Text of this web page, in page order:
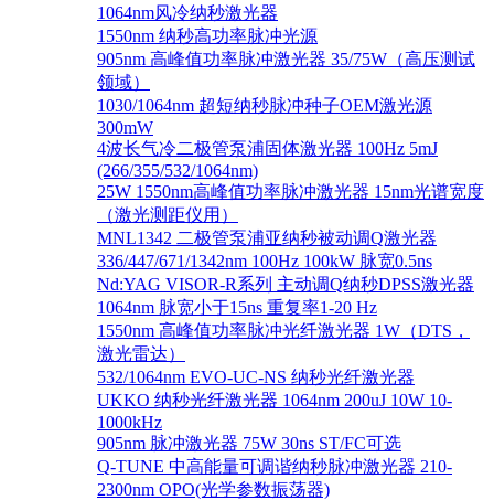
1064nm风冷纳秒激光器
1550nm 纳秒高功率脉冲光源
905nm 高峰值功率脉冲激光器 35/75W（高压测试
领域）
1030/1064nm 超短纳秒脉冲种子OEM激光源
300mW
4波长气冷二极管泵浦固体激光器 100Hz 5mJ
(266/355/532/1064nm)
25W 1550nm高峰值功率脉冲激光器 15nm光谱宽度
（激光测距仪用）
MNL1342 二极管泵浦亚纳秒被动调Q激光器
336/447/671/1342nm 100Hz 100kW 脉宽0.5ns
Nd:YAG VISOR-R系列 主动调Q纳秒DPSS激光器
1064nm 脉宽小于15ns 重复率1-20 Hz
1550nm 高峰值功率脉冲光纤激光器 1W（DTS，
激光雷达）
532/1064nm EVO-UC-NS 纳秒光纤激光器
UKKO 纳秒光纤激光器 1064nm 200uJ 10W 10-
1000kHz
905nm 脉冲激光器 75W 30ns ST/FC可选
Q-TUNE 中高能量可调谐纳秒脉冲激光器 210-
2300nm OPO(光学参数振荡器)